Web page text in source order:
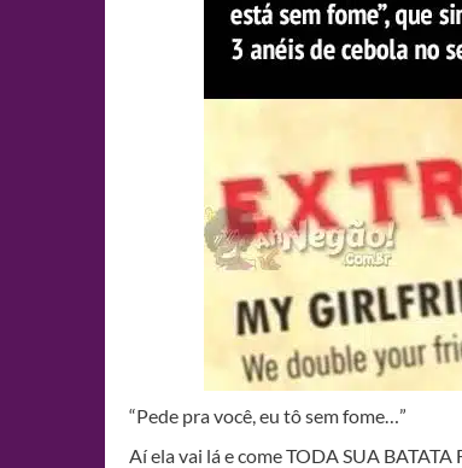
“Pede pra você, eu tô sem fome…”
Aí ela vai lá e come TODA SUA BATATA